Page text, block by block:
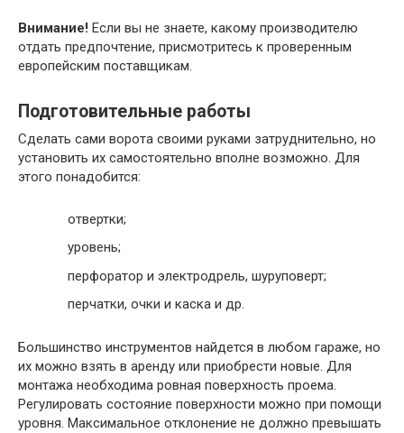
Внимание! Если вы не знаете, какому производителю
отдать предпочтение, присмотритесь к проверенным
европейским поставщикам.
Подготовительные работы
Сделать сами ворота своими руками затруднительно, но
установить их самостоятельно вполне возможно. Для
этого понадобится:
отвертки;
уровень;
перфоратор и электродрель, шуруповерт;
перчатки, очки и каска и др.
Большинство инструментов найдется в любом гараже, но
их можно взять в аренду или приобрести новые. Для
монтажа необходима ровная поверхность проема.
Регулировать состояние поверхности можно при помощи
уровня. Максимальное отклонение не должно превышать